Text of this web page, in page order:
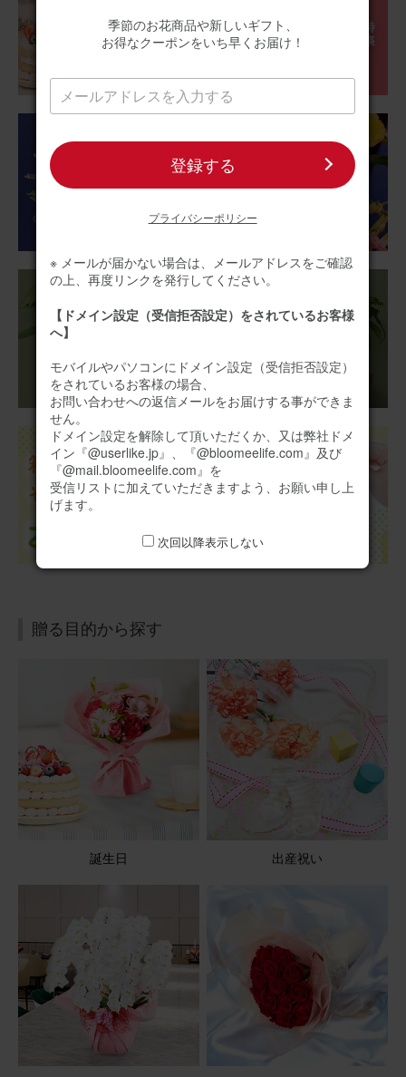
気分上がります
いち
用途：
自宅用
可愛らしいサイズです
愛犬のお供えに購入しましたが、可愛らしくサイズも仏壇
横にちょうどよかったです。
アレンジメント(黄)XSサイズ
2025/10/31
ブルーミーユーザーさん 50代
用途：
誕生日
誕生日プレゼント
息子のお嫁さんにプレゼントしました。喜んでくれました
よ。赤も好きだし可愛いって言ってくれました。
アレンジメント(赤)XSサイズ Happy Birthday カード付き
ぷるん 30代
バルーンが可愛い
母の誕生日プレゼントとして贈りました。 お花だけでなく
バルーンもついているので華やかで明るいと好評でした。
アレンジメント(黄)Sサイズ Happy Birthdayバルーン付き
孫のバレエの発表会があり、プレゼントしました。 可愛い
と喜んでくれました。🌸🌸
アレンジメント(ピンク) Sサイズ Happy Birthday カード付
き
贈る目的から探す
誕生日 出産祝い
季節のお花商品や新しいギフト、
お得なクーポンをいち早くお届け！
登録する
プライバシーポリシー
※ メールが届かない場合は、メールアドレスをご確認
の上、再度リンクを発行してください。
【ドメイン設定（受信拒否設定）をされているお客様
へ】
モバイルやパソコンにドメイン設定（受信拒否設定）
をされているお客様の場合、
お問い合わせへの返信メールをお届けする事ができま
せん。
ドメイン設定を解除して頂いただくか、又は弊社ドメ
イン『@userlike.jp』、『@bloomeelife.com』及び
『@mail.bloomeelife.com』を
受信リストに加えていただきますよう、お願い申し上
げます。
次回以降表示しない